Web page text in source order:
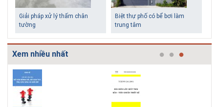
Biệt thự phố có bể bơi làm
trung tâm
Những ngôi nhà một tầng ít
tiền vẫn đẹp
Xem nhiều nhất